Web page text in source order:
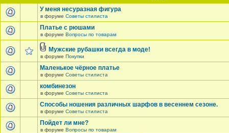
У меня несуразная фигура
в форуме Советы стилиста
Платье с рюшами
в форуме Вопросы по товарам
Мужские рубашки всегда в моде!
в форуме Покупки
Маленькое чёрное платье
в форуме Советы стилиста
комбинезон
в форуме Советы стилиста
Способы ношения различных шарфов в весеннем сезоне.
в форуме Советы стилиста
Пойдет ли мне?
в форуме Вопросы по товарам